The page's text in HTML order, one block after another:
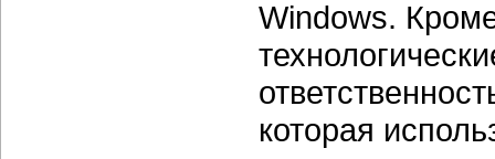
Windows.
которая